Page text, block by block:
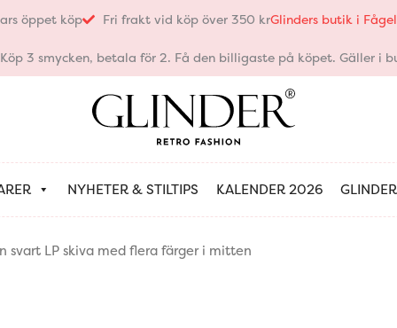
öppet köp Fri frakt vid köp över 350 krGlinders butik i
3 smycken, betala för 2. Få den billigaste på köpet. Gäller i
NYHETER & STILTIPS KALENDER 2026
svart LP skiva med flera färger i mitten